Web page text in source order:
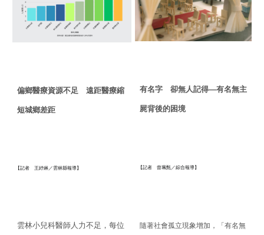
偏鄉醫療資源不足 遠距醫療縮
短城鄉差距
【記者 王紓綝／雲林縣報導】
雲林小兒科醫師人力不足，每位
有名字 卻無人記得—有名無主
屍背後的困境
【記者 曾珮甄／綜合報導】
隨著社會孤立現象增加，「有名無